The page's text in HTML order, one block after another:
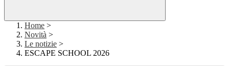
Home >
Novità >
Le notizie >
ESCAPE SCHOOL 2026